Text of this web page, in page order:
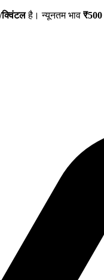
/क्विंटलहै। न्यूनतम भाव ₹500